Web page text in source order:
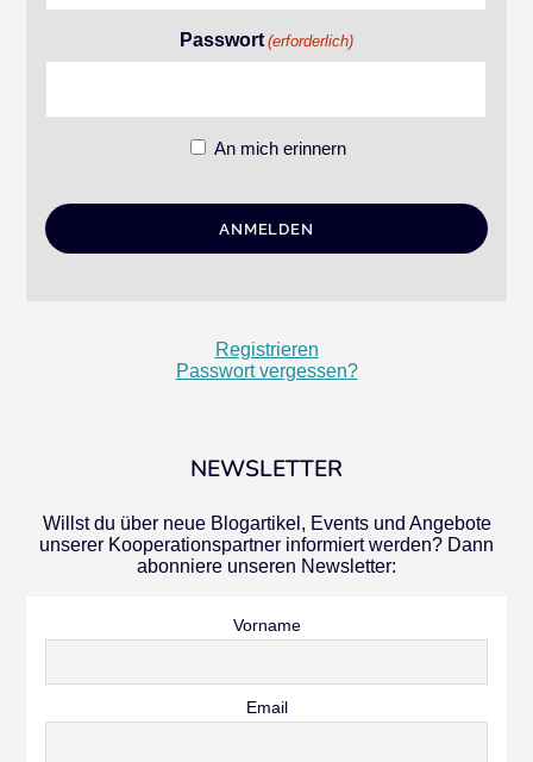
Passwort (erforderlich)
An mich erinnern
Registrieren
Passwort vergessen?
NEWSLETTER
Willst du über neue Blogartikel, Events und Angebote
unserer Kooperationspartner informiert werden? Dann
abonniere unseren Newsletter:
Vorname
Email